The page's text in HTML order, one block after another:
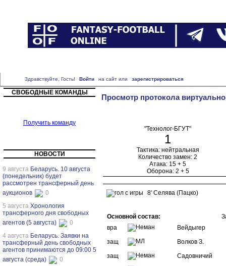
Здравствуйте, Гость! Войти на сайт или зарегистрироваться
СВОБОДНЫЕ КОМАНДЫ
Получить команду
НОВОСТИ
9 августа Беларусь. 10 августа
(понедельник) будет
рассмотрен трансферный день
аукционов
0
5 августа Хронология
трансферного дня свободных
агентов (5 августа)
0
4 августа Беларусь. Заявки на
трансферный день свободных
агентов принимаются до 09:00 5
августа (среда)
0
Просмотр протокола
"Технолог-БГУТ"
1
Тактика: нейтральная
Количество замен: 2
Атака: 15 + 5
Оборона: 2 + 5
8' Селява (Пацко)
Основной состав:
вра
Вейдыгер
защ
Волков З.
защ
Садовничий